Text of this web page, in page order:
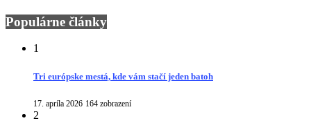
Populárne články
1
Tri európske mestá, kde vám stačí jeden batoh
17. apríla 2026 164 zobrazení
2